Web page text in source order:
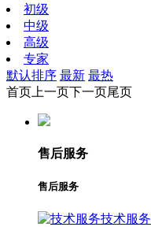
初级
中级
高级
专家
默认排序 最新 最热
首页 上一页下一页尾页
售后服务
售后服务
技术服务